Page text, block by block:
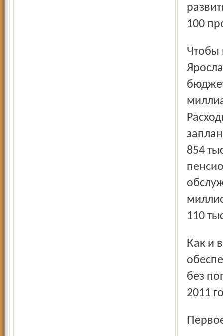
100
Чтобы не быть голословным, заместитель губернатора
854
110
Как и в предыдущих 2009 – 2010 годах работа по
без
2011